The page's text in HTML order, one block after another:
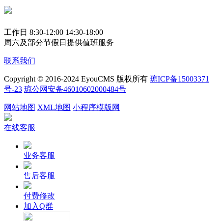
工作日 8:30-12:00 14:30-18:00
周六及部分节假日提供值班服务
联系我们
Copyright © 2016-2024 EyouCMS 版权所有 琼ICP备15003371
号-23 琼公网安备46010602000484号
网站地图 XML地图 小程序模版网
在线客服
业务客服
售后客服
付费修改
加入Q群